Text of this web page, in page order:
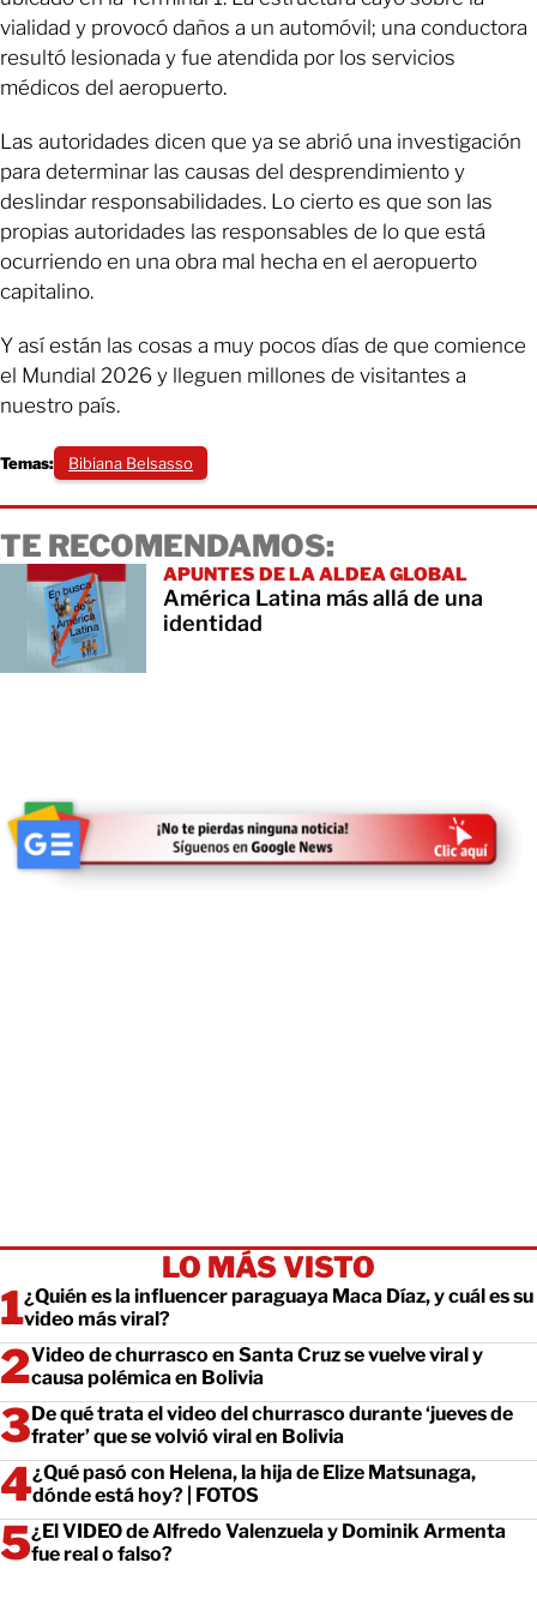
vialidad y provocó daños a un automóvil; una conductora
resultó lesionada y fue atendida por los servicios
médicos del aeropuerto.
Las autoridades dicen que ya se abrió una investigación
para determinar las causas del desprendimiento y
deslindar responsabilidades. Lo cierto es que son las
propias autoridades las responsables de lo que está
ocurriendo en una obra mal hecha en el aeropuerto
capitalino.
Y así están las cosas a muy pocos días de que comience
el Mundial 2026 y lleguen millones de visitantes a
nuestro país.
Temas: Bibiana Belsasso
TE RECOMENDAMOS:
APUNTES DE LA ALDEA GLOBAL
América Latina más allá de una
identidad
LO MÁS VISTO
¿Quién es la influencer paraguaya Maca Díaz, y cuál es su
video más viral?
Video de churrasco en Santa Cruz se vuelve viral y
causa polémica en Bolivia
De qué trata el video del churrasco durante ‘jueves de
frater’ que se volvió viral en Bolivia
¿Qué pasó con Helena, la hija de Elize Matsunaga,
dónde está hoy? | FOTOS
¿El VIDEO de Alfredo Valenzuela y Dominik Armenta
fue real o falso?